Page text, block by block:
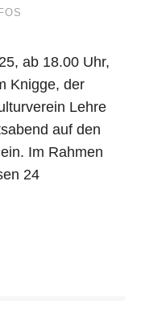
ab 18.00 Uhr,
Knigge, der
Lehre
auf den
Im Rahmen
24